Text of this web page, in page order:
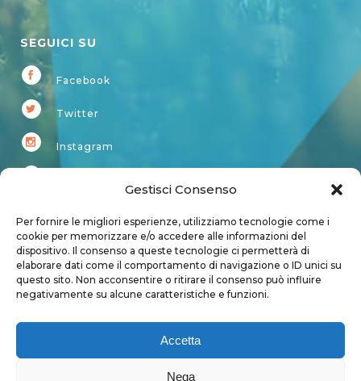
Gestisci Consenso
Per fornire le migliori esperienze, utilizziamo tecnologie come i
cookie per memorizzare e/o accedere alle informazioni del
dispositivo. Il consenso a queste tecnologie ci permetterà di
elaborare dati come il comportamento di navigazione o ID unici su
questo sito. Non acconsentire o ritirare il consenso può influire
negativamente su alcune caratteristiche e funzioni.
Accetta
Nega
SEGUICI SU
Facebook
Twitter
Instagram
Account
Login
User page